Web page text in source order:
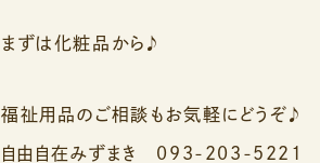
まずは化粧品から♪
福祉用品のご相談もお気軽にどうぞ♪
自由自在みずまき 093-203-5221